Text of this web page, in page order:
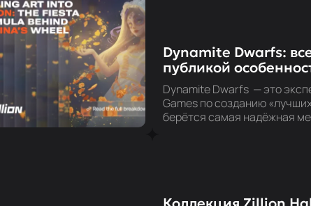
Dynamite Dwarfs:
публикой
единый сплоченный
аттракцион
Dynamite Dwarfs — это
Games по созданию
берётся самая надёжная
и сплетается в единый,
процесс. Вы спускаетесь в
заряд, заложенный в скале.